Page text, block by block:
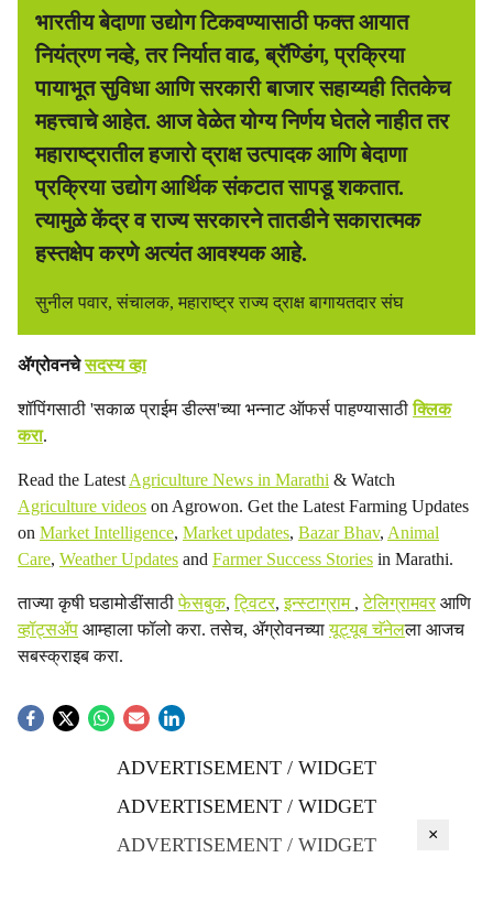
भारतीय बेदाणा उद्योग टिकवण्यासाठी फक्त आयात
नियंत्रण नव्हे, तर निर्यात वाढ, ब्रॅण्डिंग, प्रक्रिया
पायाभूत सुविधा आणि सरकारी बाजार सहाय्यही तितकेच
महत्त्वाचे आहेत. आज वेळेत योग्य निर्णय घेतले नाहीत तर
महाराष्ट्रातील हजारो द्राक्ष उत्पादक आणि बेदाणा
प्रक्रिया उद्योग आर्थिक संकटात सापडू शकतात.
त्यामुळे केंद्र व राज्य सरकारने तातडीने सकारात्मक
हस्तक्षेप करणे अत्यंत आवश्यक आहे.
सुनील पवार, संचालक, महाराष्ट्र राज्य द्राक्ष बागायतदार संघ
ॲग्रोवनचेसदस्य व्हा
शॉपिंगसाठी 'सकाळ प्राईम डील्स'च्या भन्नाट ऑफर्स पाहण्यासाठीक्लिक
करा.
Read the Latest Agriculture News in Marathi & Watch
Agriculture videos on Agrowon. Get the Latest Farming Updates
on Market Intelligence, Market updates, Bazar Bhav, Animal
Care, Weather Updates and Farmer Success Stories in Marathi.
ताज्या कृषी घडामोडींसाठीफेसबुक,ट्विटर,इन्स्टाग्राम ,टेलिग्रामवरआणि
व्हॉट्सॲप आम्हाला फॉलो करा. तसेच, ॲग्रोवनच्यायूट्यूब चॅनेलला आजच
सबस्क्राइब करा.
ADVERTISEMENT / WIDGET
ADVERTISEMENT / WIDGET
ADVERTISEMENT / WIDGET
×